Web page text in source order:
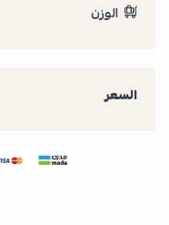
الوزن
السعر